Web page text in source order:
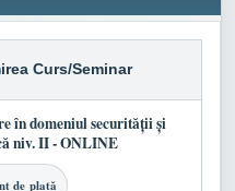
Curs/Seminar
în domeniul securității și
niv. II - ONLINE
de plată